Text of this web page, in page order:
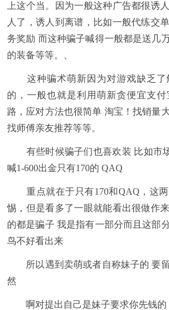
上这个当。因为一般这种广告都很诱
人了，诱人到离谱，比如一般代练交
务奖励 而这种骗子喊得一般都是送几
的装备等等。、
这种骗术萌新因为对游戏缺乏了
的，一般也就是利用萌新贪便宜支
路，应对方法也很简单 淘宝！找销量
找师傅亲友推荐等等。
有些时候骗子们也喜欢装 比如市
喊1-600出金只有170的 QAQ
重点就在于只有170和QAQ，这两
惕，但是看多了一眼就能看出很做作
的都是骗子 我是指有一部分而且这部
鸟不好看出来
所以遇到卖萌或者自称妹子的 要留
然
啊对提出自己是妹子要求你先钱的